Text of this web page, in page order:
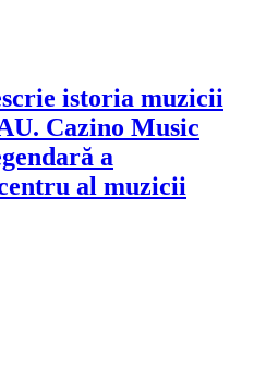
istoria muzicii
Cazino Music
a
al muzicii